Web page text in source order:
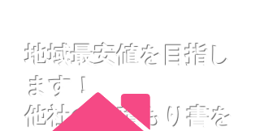
地域最安値を目指し
ます！
他社の見積もり書を